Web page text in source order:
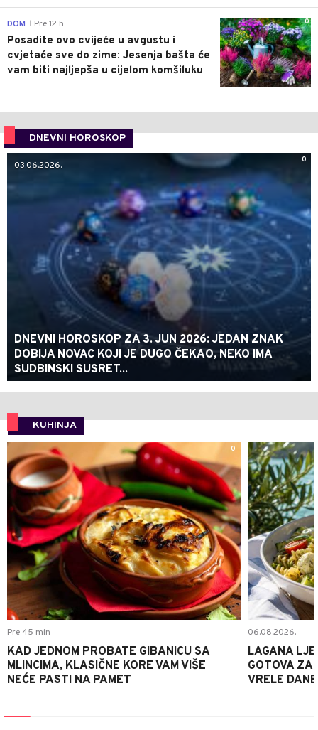
0
DOM Pre 12 h
Posadite ovo cvijeće u avgustu i
cvjetaće sve do zime: Jesenja bašta će
vam biti najljepša u cijelom komšiluku
DNEVNI HOROSKOP
0
03.06.2026.
DNEVNI HOROSKOP ZA 3. JUN 2026: JEDAN ZNAK
DOBIJA NOVAC KOJI JE DUGO ČEKAO, NEKO IMA
SUDBINSKI SUSRET...
KUHINJA
0
Pre 45 min
KAD JEDNOM PROBATE GIBANICU SA
MLINCIMA, KLASIČNE KORE VAM VIŠE
NEĆE PASTI NA PAMET
06.08.2026.
LAGANA
GOTOVA ZA
VRELE DANE